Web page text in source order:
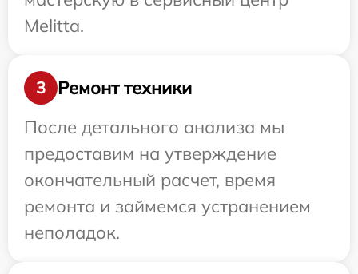
Melitta.
3
Ремонт техники
После детального анализа мы
предоставим на утверждение
окончательный расчет, время
ремонта и займемся устранением
неполадок.